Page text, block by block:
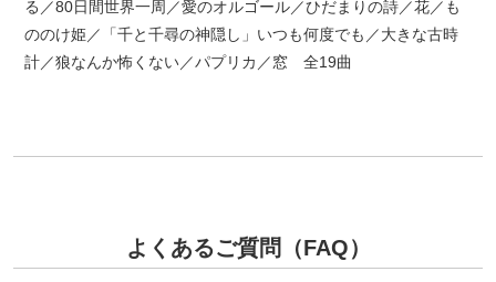
る／80日間世界一周／愛のオルゴール／ひだまりの詩／花／も
ののけ姫／「千と千尋の神隠し」いつも何度でも／大きな古時
計／狼なんか怖くない／パプリカ／窓 全19曲
よくあるご質問（FAQ）